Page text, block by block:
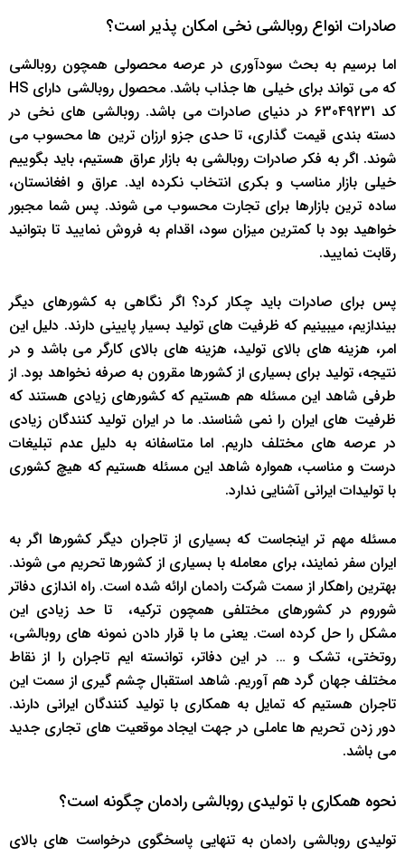
صادرات انواع روبالشی نخی امکان پذیر است؟
اما برسیم به بحث سودآوری در عرصه محصولی همچون روبالشی
که می تواند برای خیلی ها جذاب باشد. محصول روبالشی دارای HS
کد 63049231 در دنیای صادرات می باشد. روبالشی های نخی در
دسته بندی قیمت گذاری، تا حدی جزو ارزان ترین ها محسوب می
شوند. اگر به فکر صادرات روبالشی به بازار عراق هستیم، باید بگوییم
خیلی بازار مناسب و بکری انتخاب نکرده اید. عراق و افغانستان،
ساده ترین بازارها برای تجارت محسوب می شوند. پس شما مجبور
خواهید بود با کمترین میزان سود، اقدام به فروش نمایید تا بتوانید
رقابت نمایید.
پس برای صادرات باید چکار کرد؟ اگر نگاهی به کشورهای دیگر
بیندازیم، میبینیم که ظرفیت های تولید بسیار پایینی دارند. دلیل این
امر، هزینه های بالای تولید، هزینه های بالای کارگر می باشد و در
نتیجه، تولید برای بسیاری از کشورها مقرون به صرفه نخواهد بود. از
طرفی شاهد این مسئله هم هستیم که کشورهای زیادی هستند که
ظرفیت های ایران را نمی شناسند. ما در ایران تولید کنندگان زیادی
در عرصه های مختلف داریم. اما متاسفانه به دلیل عدم تبلیغات
درست و مناسب، همواره شاهد این مسئله هستیم که هیچ کشوری
با تولیدات ایرانی آشنایی ندارد.
مسئله مهم تر اینجاست که بسیاری از تاجران دیگر کشورها اگر به
ایران سفر نمایند، برای معامله با بسیاری از کشورها تحریم می شوند.
بهترین راهکار از سمت شرکت رادمان ارائه شده است. راه اندازی دفاتر
شوروم در کشورهای مختلفی همچون ترکیه، تا حد زیادی این
مشکل را حل کرده است. یعنی ما با قرار دادن نمونه های روبالشی،
روتختی، تشک و … در این دفاتر، توانسته ایم تاجران را از نقاط
مختلف جهان گرد هم آوریم. شاهد استقبال چشم گیری از سمت این
تاجران هستیم که تمایل به همکاری با تولید کنندگان ایرانی دارند.
دور زدن تحریم ها عاملی در جهت ایجاد موقعیت های تجاری جدید
می باشد.
نحوه همکاری با تولیدی روبالشی رادمان چگونه است؟
تولیدی روبالشی رادمان به تنهایی پاسخگوی درخواست های بالای